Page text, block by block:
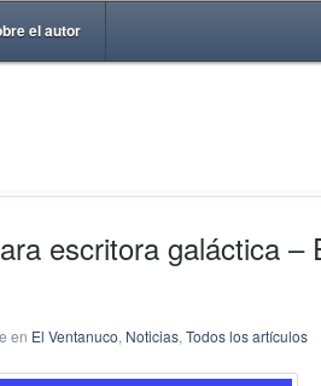
el autor
escritora galáctica –
en El Ventanuco, Noticias, Todos los artículos